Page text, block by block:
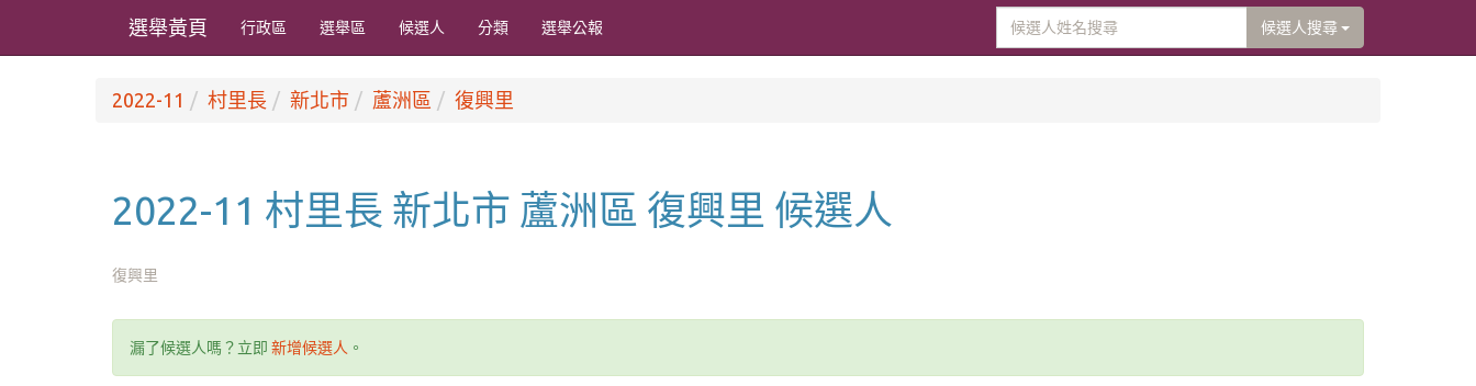
選舉黃頁 行政區 選舉區 候選人 分類 選舉公報 候選人搜尋
2022-11 村里長 新北市 蘆洲區 復興里
2022-11 村里長 新北市 蘆洲區 復興里 候選人
復興里
漏了候選人嗎？立即 新增候選人 。